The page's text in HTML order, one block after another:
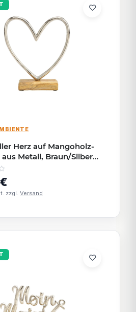
Herz auf Mangoholz-
Metall, Braun/Silber,
cm
zzgl. Versand